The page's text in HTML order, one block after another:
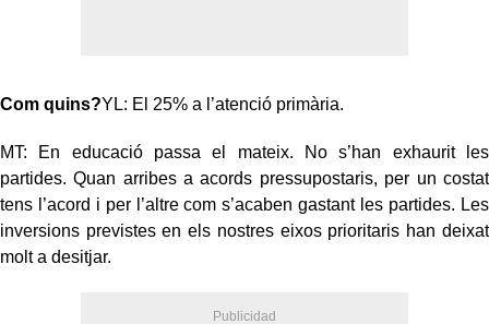
Com quins?YL: El 25% a l’atenció primària.
MT: En educació passa el mateix. No s’han exhaurit les
partides. Quan arribes a acords pressupostaris, per un costat
tens l’acord i per l’altre com s’acaben gastant les partides. Les
inversions previstes en els nostres eixos prioritaris han deixat
molt a desitjar.